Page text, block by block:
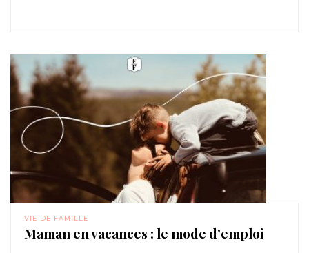
VIE DE FAMILLE
Maman en vacances : le mode d’emploi